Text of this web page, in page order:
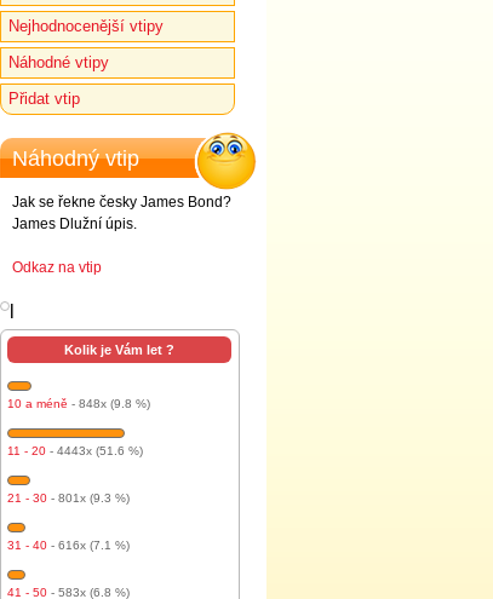
Nejhodnocenější vtipy
Náhodné vtipy
Přidat vtip
Náhodný vtip
Jak se řekne česky James Bond?
James Dlužní úpis.
Odkaz na vtip
Kolik je Vám let ?
10 a méně - 848x (9.8 %)
11 - 20 - 4443x (51.6 %)
21 - 30 - 801x (9.3 %)
31 - 40 - 616x (7.1 %)
41 - 50 - 583x (6.8 %)